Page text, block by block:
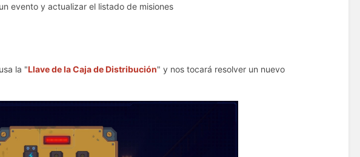
evento y actualizar el listado de misiones
la "Llave de la Caja de Distribución" y nos tocará resolver un nuevo